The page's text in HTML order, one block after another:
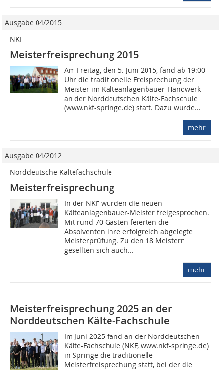
Ausgabe 04/2015
NKF
Meisterfreisprechung 2015
Am Freitag, den 5. Juni 2015, fand ab 19:00
Uhr die traditionelle Freisprechung der
Meister im Kälteanlagenbauer-Handwerk
an der Norddeutschen Kälte-Fachschule
(www.nkf-springe.de) statt. Dazu wurde...
mehr
Ausgabe 04/2012
Norddeutsche Kältefachschule
Meisterfreisprechung
In der NKF wurden die neuen
Kälteanlagenbauer-Meis­ter freigesprochen.
Mit rund 70 Gästen feierten die
Absolventen ihre erfolgreich abgelegte
Meisterprüfung. Zu den 18 Meistern
gesellten sich auch...
mehr
Meisterfreisprechung 2025 an der
Norddeutschen Kälte-Fachschule
Im Juni 2025 fand an der Norddeutschen
Kälte-Fachschule (NKF, www.nkf-springe.de)
in Springe die traditionelle
Meisterfreisprechung statt, bei der die